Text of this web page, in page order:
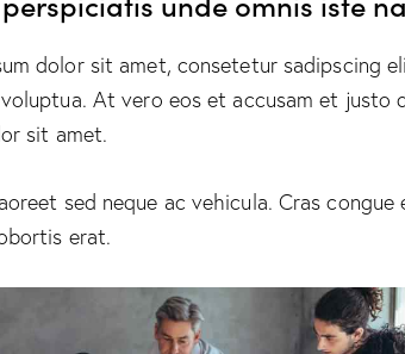
dolor sit amet, consetetur sadipscing
At vero eos et accusam et justo
sit amet.
sed neque ac vehicula. Cras
erat.